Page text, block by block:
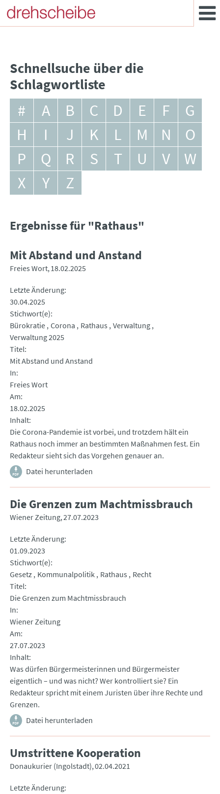
Schnellsuche über die
Schlagwortliste
# A B C D E F
G
H
I J K L M N
O
P
Q R S T U V
W
X
Y Z
Ergebnisse für "Rathaus"
Mit Abstand und Anstand
Freies Wort 18.02.2025
Letzte Änderung
30.04.2025
Stichwort(e)
Bürokratie Corona Rathaus Verwaltung
Verwaltung 2025
Titel
Mit Abstand und Anstand
In
Freies Wort
Am
18.02.2025
Inhalt
Die Corona-Pandemie ist vorbei, und trotzdem hält ein
Rathaus noch immer an bestimmten Maßnahmen fest. Ein
Redakteur sieht sich das Vorgehen genauer an.
Datei herunterladen
Die Grenzen zum Machtmissbrauch
Wiener Zeitung 27.07.2023
Letzte Änderung
01.09.2023
Stichwort(e)
Gesetz Kommunalpolitik Rathaus
Recht
Titel
Die Grenzen zum Machtmissbrauch
In
Wiener Zeitung
Am
27.07.2023
Inhalt
Was dürfen Bürgermeisterinnen und Bürgermeister
eigentlich – und was nicht? Wer kontrolliert sie? Ein
Redakteur spricht mit einem Juristen über ihre Rechte und
Grenzen.
Datei herunterladen
Umstrittene Kooperation
Donaukurier (Ingolstadt) 02.04.2021
Letzte Änderung